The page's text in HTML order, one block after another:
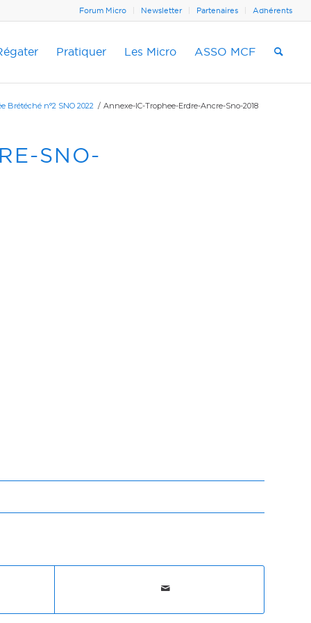
Forum Micro Newsletter Partenaires Adhérents
Pratiquer Les Micro ASSO MCF
Brétéché n°2 SNO 2022 / Annexe-IC-Trophee-Erdre-Ancre-Sno-2018
SNO-